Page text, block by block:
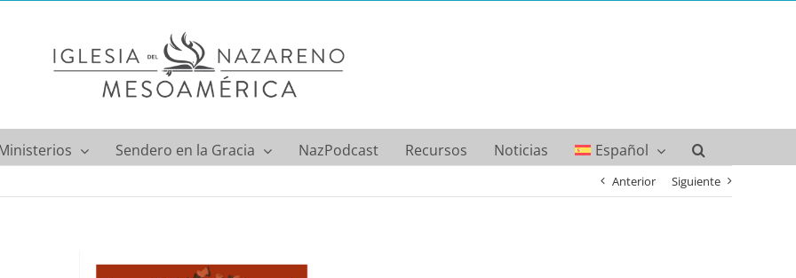
Sendero en la Gracia NazPodcast Recursos Noticias Español
Anterior Siguiente